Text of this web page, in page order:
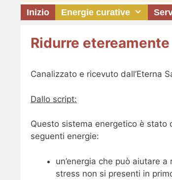
Inizio Energie curative
Ridurre
Canalizzato e ricevuto dall’Eterna
Dallo script:
Questo sistema energetico è stato
seguenti energie:
un’energia che può aiutare
stress non si presenti in